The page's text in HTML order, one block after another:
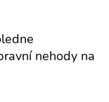
nehody na